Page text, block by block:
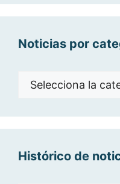
Noticias por
Noticias
Histórico de